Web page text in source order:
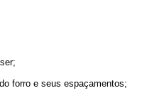
forro e seus espaçamentos;